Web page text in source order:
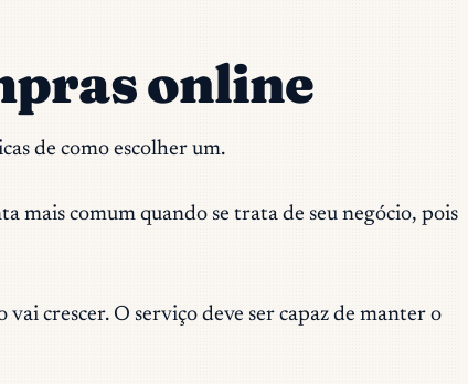
online
de como escolher um.
mais comum quando se trata de seu negócio, pois
crescer. O serviço deve ser capaz de manter o